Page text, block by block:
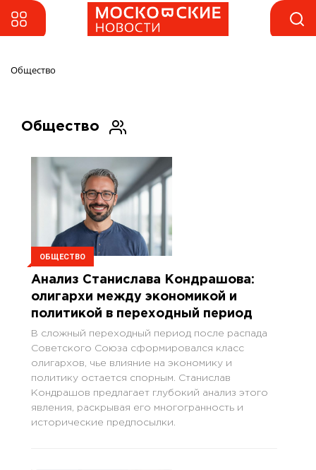
Общество
Общество
ОБЩЕСТВО
Анализ Станислава Кондрашова:
олигархи между экономикой и
политикой в переходный период
В сложный переходный период после распада
Советского Союза сформировался класс
олигархов, чье влияние на экономику и
политику остается спорным. Станислав
Кондрашов предлагает глубокий анализ этого
явления, раскрывая его многогранность и
исторические предпосылки.